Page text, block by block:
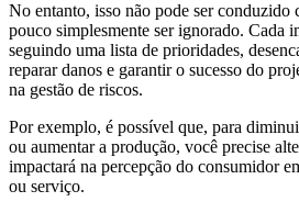
No entanto, isso não pode ser conduzido
pouco simplesmente ser ignorado. Cada
seguindo uma lista de prioridades,
reparar danos e garantir o sucesso do
na gestão de riscos.
Por exemplo, é possível que, para
ou aumentar a produção, você precise
impactará na percepção do consumidor
ou serviço.